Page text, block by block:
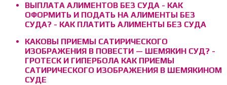
ВЫПЛАТА АЛИМЕНТОВ БЕЗ СУДА - КАК
ОФОРМИТЬ И ПОДАТЬ НА АЛИМЕНТЫ БЕЗ
СУДА? - КАК ПЛАТИТЬ АЛИМЕНТЫ БЕЗ СУДА
КАКОВЫ ПРИЕМЫ САТИРИЧЕСКОГО
ИЗОБРАЖЕНИЯ В ПОВЕСТИ — ШЕМЯКИН СУД? -
ГРОТЕСК И ГИПЕРБОЛА КАК ПРИЕМЫ
САТИРИЧЕСКОГО ИЗОБРАЖЕНИЯ В ШЕМЯКИНОМ
СУДЕ